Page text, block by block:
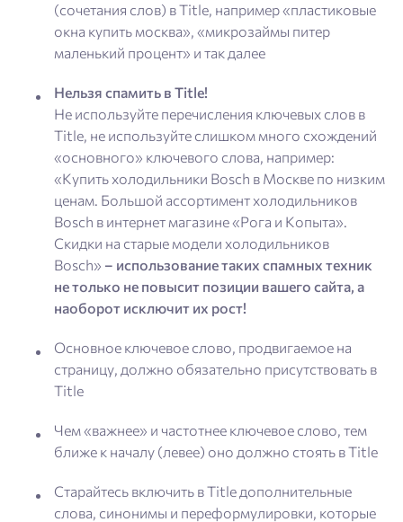
(сочетания слов) в Title, например «пластиковые
окна купить москва», «микрозаймы питер
маленький процент» и так далее
Нельзя спамить в Title!
Не используйте перечисления ключевых слов в
Title, не используйте слишком много схождений
«основного» ключевого слова, например:
«Купить холодильники Bosch в Москве по низким
ценам. Большой ассортимент холодильников
Bosch в интернет магазине «Рога и Копыта».
Скидки на старые модели холодильников
Bosch» – использование таких спамных техник
не только не повысит позиции вашего сайта, а
наоборот исключит их рост!
Основное ключевое слово, продвигаемое на
страницу, должно обязательно присутствовать в
Title
Чем «важнее» и частотнее ключевое слово, тем
ближе к началу (левее) оно должно стоять в Title
Старайтесь включить в Title дополнительные
слова, синонимы и переформулировки, которые